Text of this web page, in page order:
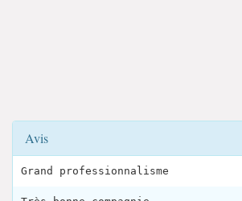
Avis
Grand professionnalisme